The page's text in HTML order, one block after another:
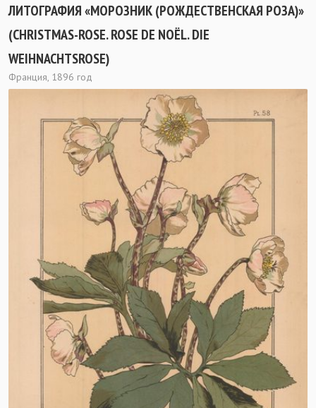
ЛИТОГРАФИЯ «МОРОЗНИК (РОЖДЕСТВЕНСКАЯ РОЗА)»
(CHRISTMAS-ROSE. ROSE DE NOËL. DIE
WEIHNACHTSROSE)
Франция, 1896 год